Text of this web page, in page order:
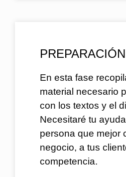
PREPARACIÓN
En esta fase
material necesario
con los textos y el
Necesitaré tu
persona que mejor
negocio, a tus
competencia.